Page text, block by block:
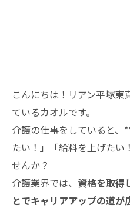
こんにちは！リアン平塚東
ているカオルです。
介護の仕事をしていると、
たい！」「給料を上げた
せんか？
介護業界では、 資格を取得
とでキャリアアップの道が